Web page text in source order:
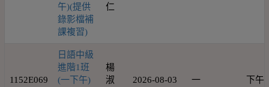
午)(提供
錄影檔補
課複習)
仁
1152E069
日語中級
進階1班
(一下午)
楊
淑
2026-08-03 一 下午